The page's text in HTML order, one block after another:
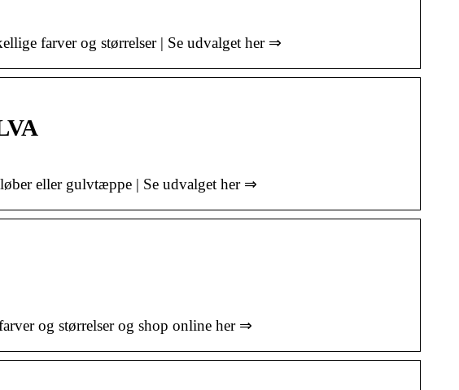
farver og størrelser | Se udvalget her ⇒
eller gulvtæppe | Se udvalget her ⇒
og størrelser og shop online her ⇒